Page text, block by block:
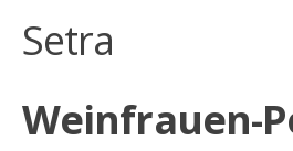
Setra
Weinfrauen-